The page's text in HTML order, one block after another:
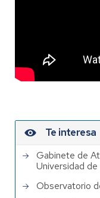
Te interesa
Gabinete de
Universidad
Observatorio